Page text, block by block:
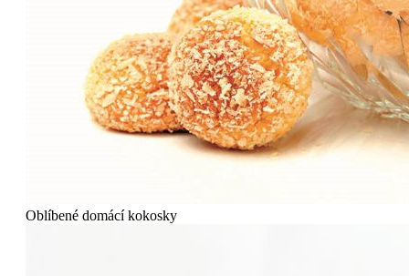
Oblíbené domácí kokosky